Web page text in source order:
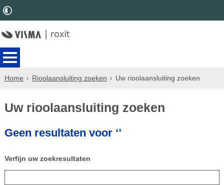
Home Rioolaansluiting zoeken Uw rioolaansluiting zoeken
Uw rioolaansluiting zoeken
Geen resultaten voor ‘’
Verfijn uw zoekresultaten